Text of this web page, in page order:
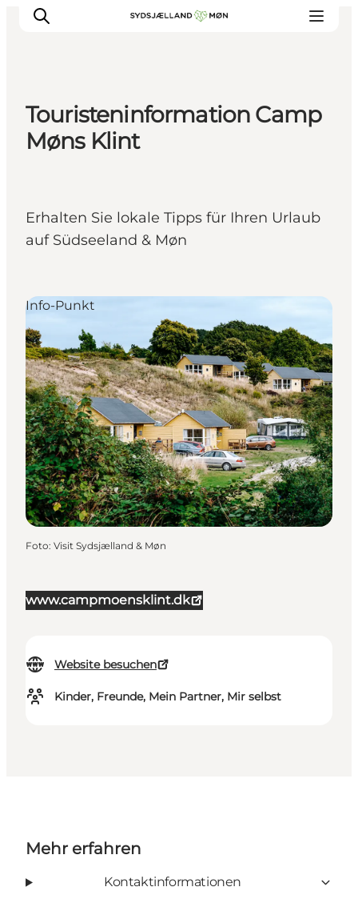
Erleben
Unterkunft
Reise planen
Touristeninformation Camp
Møns Klint
Erhalten Sie lokale Tipps für Ihren Urlaub
auf Südseeland & Møn
www.campmoensklint.dk
Website besuchen
Kinder, Freunde, Mein Partner, Mir selbst
Info-Punkt
Foto: Visit Sydsjælland & Møn
Mehr erfahren
Kontaktinformationen